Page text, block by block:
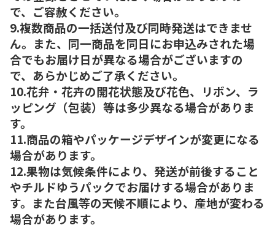
で、ご容赦ください。
9.複数商品の一括送付及び同時発送はできませ
ん。また、同一商品を同日にお申込みされた場
合でもお届け日が異なる場合がございますの
で、あらかじめご了承ください。
10.花弁・花卉の開花状態及び花色、リボン、ラ
ッピング（包装）等は多少異なる場合がありま
す。
11.商品の箱やパッケージデザインが変更になる
場合があります。
12.果物は気候条件により、発送が前後すること
やチルドゆうパックでお届けする場合がありま
す。また台風等の天候不順により、産地が変わる
場合があります。